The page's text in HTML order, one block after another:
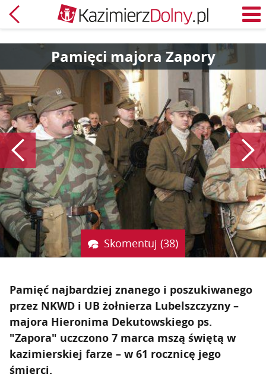
Powrót
Pamięci majora Zapory
Poprzedni
Skomentuj (38)
Pamięć najbardziej znanego i poszukiwanego
przez NKWD i UB żołnierza Lubelszczyzny –
majora Hieronima Dekutowskiego ps.
"Zapora" uczczono 7 marca mszą świętą w
kazimierskiej farze – w 61 rocznicę jego
śmierci.